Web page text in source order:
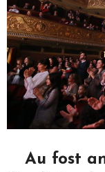
Au fost